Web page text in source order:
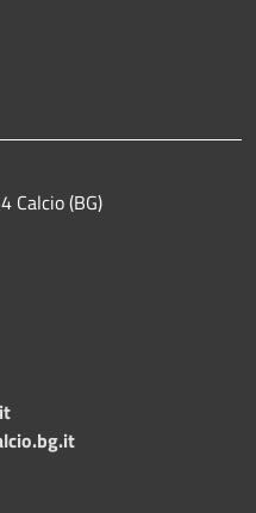
Calcio (BG)